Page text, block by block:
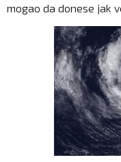
mogao da donese jak